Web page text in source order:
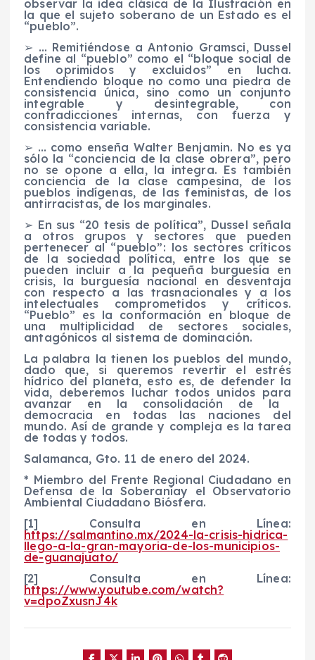
observar la idea clásica de la Ilustración en
la que el sujeto soberano de un Estado es el
“pueblo”.
➢ … Remitiéndose a Antonio Gramsci, Dussel
define al “pueblo” como el “bloque social de
los oprimidos y excluidos” en lucha.
Entendiendo bloque no como una piedra de
consistencia única, sino como un conjunto
integrable y desintegrable, con
contradicciones internas, con fuerza y
consistencia variable.
➢ … como enseña Walter Benjamin. No es ya
sólo la “conciencia de la clase obrera”, pero
no se opone a ella, la integra. Es también
conciencia de la clase campesina, de los
pueblos indígenas, de las feministas, de los
antirracistas, de los marginales.
➢ En sus “20 tesis de política”, Dussel señala
a otros grupos y sectores que pueden
pertenecer al “pueblo”: los sectores críticos
de la sociedad política, entre los que se
pueden incluir a la pequeña burguesía en
crisis, la burguesía nacional en desventaja
con respecto a las trasnacionales y a los
intelectuales comprometidos y críticos.
“Pueblo” es la conformación en bloque de
una multiplicidad de sectores sociales,
antagónicos al sistema de dominación.
La palabra la tienen los pueblos del mundo,
dado que, si queremos revertir el estrés
hídrico del planeta, esto es, de defender la
vida, deberemos luchar todos unidos para
avanzar en la consolidación de la
democracia en todas las naciones del
mundo. Así de grande y compleja es la tarea
de todas y todos.
Salamanca, Gto. 11 de enero del 2024.
* Miembro del Frente Regional Ciudadano en
Defensa de la Soberaníay el Observatorio
Ambiental Ciudadano Biósfera.
[1]
Consulta en Línea:
https://salmantino.mx/2024-la-crisis-hidrica-
llego-a-la-gran-mayoria-de-los-municipios-
de-guanajuato/
[2]
Consulta en Línea:
https://www.youtube.com/watch?
v=dpoZxusnJ4k